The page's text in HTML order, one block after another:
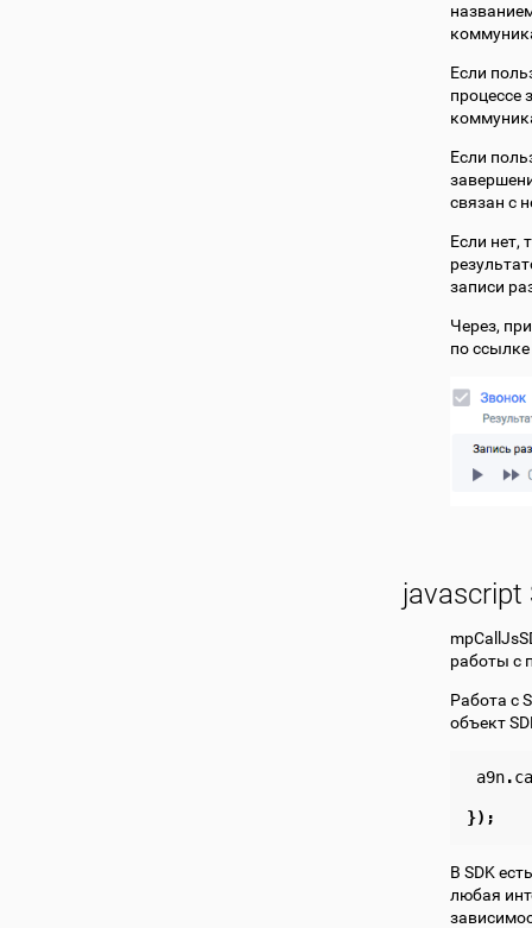
Если
процессе
Если
связан с
Если нет,
записи
Через,
по
javascript
работы с
Работа с
объект
a9n.
});
В SDK
любая